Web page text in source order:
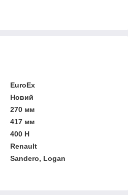
EuroEx
Новий
270 мм
417 мм
400 Н
Renault
Sandero, Logan